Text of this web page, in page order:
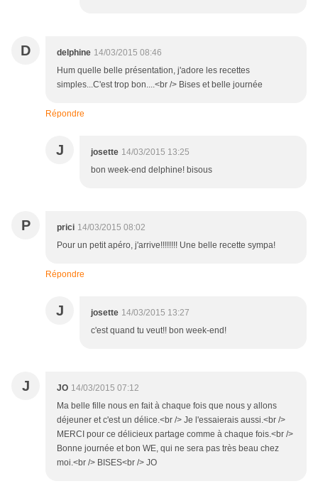
D delphine 14/03/2015 08:46
Hum quelle belle présentation, j'adore les recettes
simples...C'est trop bon....<br /> Bises et belle journée
Répondre
J josette 14/03/2015 13:25
bon week-end delphine! bisous
P prici 14/03/2015 08:02
Pour un petit apéro, j'arrive!!!!!!!! Une belle recette sympa!
Répondre
J josette 14/03/2015 13:27
c'est quand tu veut!! bon week-end!
J JO 14/03/2015 07:12
Ma belle fille nous en fait à chaque fois que nous y allons
déjeuner et c'est un délice.<br /> Je l'essaierais aussi.<br />
MERCI pour ce délicieux partage comme à chaque fois.<br />
Bonne journée et bon WE, qui ne sera pas très beau chez
moi.<br /> BISES<br /> JO